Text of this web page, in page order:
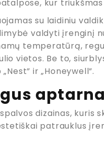
kur
su laidiniu
valdyti įrenginį
temperatūrą,
vietos. Be to,
ir „Honeywell”.
dizainas,
patrauklus